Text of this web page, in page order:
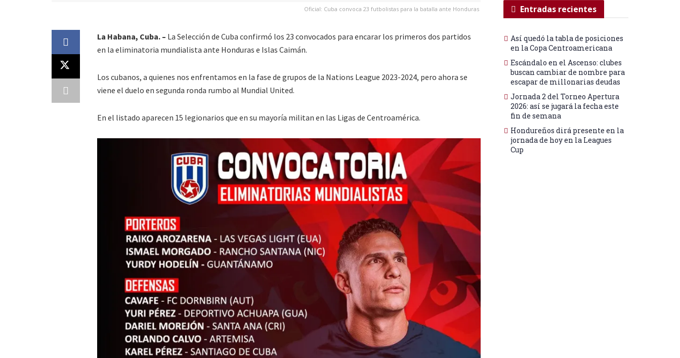
Oficial: Cuba convoca 23 futbolistas para la batalla ante Honduras
La Habana, Cuba. – La Selección de Cuba confirmó los 23 convocados para encarar los primeros dos partidos
en la eliminatoria mundialista ante Honduras e Islas Caimán.
Los cubanos, a quienes nos enfrentamos en la fase de grupos de la Nations League 2023-2024, pero ahora se
viene el duelo en segunda ronda rumbo al Mundial United.
En el listado aparecen 15 legionarios que en su mayoría militan en las Ligas de Centroamérica.
Entradas recientes
Así quedó la tabla de posiciones
en la Copa Centroamericana
Escándalo en el Ascenso: clubes
buscan cambiar de nombre para
escapar de millonarias deudas
Jornada 2 del Torneo Apertura
2026: así se jugará la fecha este
fin de semana
Hondureños dirá presente en la
jornada de hoy en la Leagues
Cup